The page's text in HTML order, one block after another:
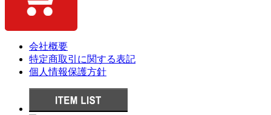
会社概要
特定商取引に関する表記
個人情報保護方針